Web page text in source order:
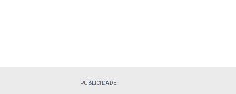
PUBLICIDADE